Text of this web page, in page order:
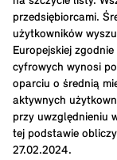
przedsiębiorcami.
użytkowników
Europejskiej
cyfrowych wynosi
oparciu o średnią
aktywnych
przy uwzględnieniu
tej podstawie
27.02.2024.